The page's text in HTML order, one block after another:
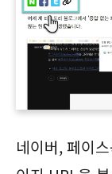
네이버, 페이